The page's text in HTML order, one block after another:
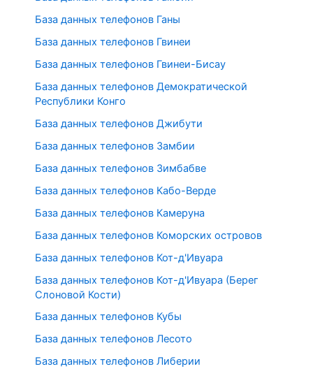
База данных телефонов Ганы
База данных телефонов Гвинеи
База данных телефонов Гвинеи-Бисау
База данных телефонов Демократической
Республики Конго
База данных телефонов Джибути
База данных телефонов Замбии
База данных телефонов Зимбабве
База данных телефонов Кабо-Верде
База данных телефонов Камеруна
База данных телефонов Коморских островов
База данных телефонов Кот-д'Ивуара
База данных телефонов Кот-д'Ивуара (Берег
Слоновой Кости)
База данных телефонов Кубы
База данных телефонов Лесото
База данных телефонов Либерии